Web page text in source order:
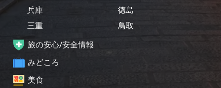
兵庫
三重
徳島
鳥取
旅の安心/安全情報
みどころ
美食